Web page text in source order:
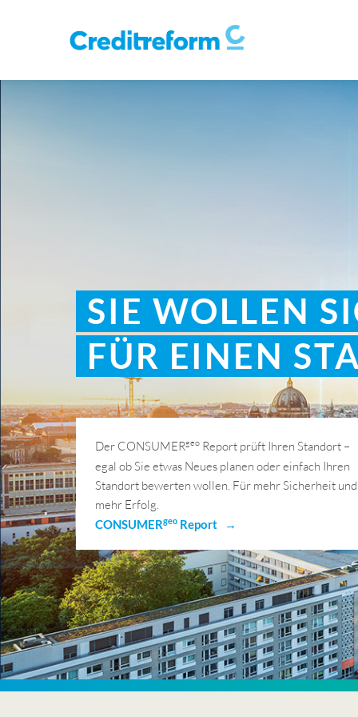
Der CONSUMERgeo Report prüft Ihren Standort –
egal ob Sie etwas Neues planen oder einfach Ihren
Standort bewerten wollen. Für mehr Sicherheit und
mehr Erfolg.
CONSUMERgeo Report →
FÜR EINEN
SIE WOLLEN